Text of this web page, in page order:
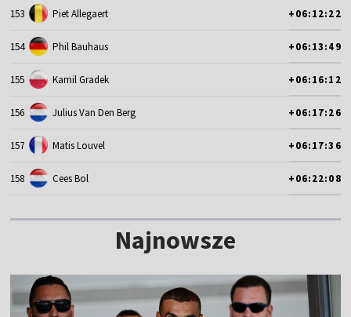
153 Piet Allegaert +06:12:22
154 Phil Bauhaus +06:13:49
155 Kamil Gradek +06:16:12
156 Julius Van Den Berg +06:17:26
157 Matis Louvel +06:17:36
158 Cees Bol +06:22:08
Najnowsze